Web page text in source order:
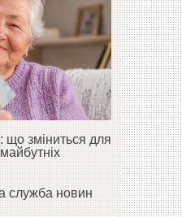
зміниться для
служба новин